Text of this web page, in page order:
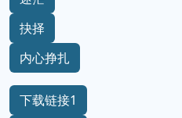
抉择
内心挣扎
下载链接1